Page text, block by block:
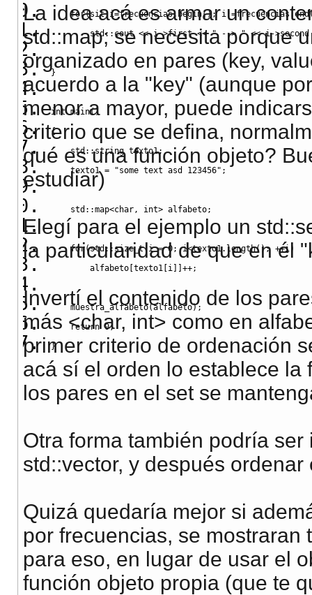
for(sit i=frecuencias. begin(); i != frecuencias.end
std:: cout << i->first << " --> " << i->
}
int main()
{
std::string texto1;
texto1 = "some text asd 123456" ;
std ::map<char , int> alfabeto;
for(std :: size_t i = 0; i<texto1. length( ); ++i )
alfabeto [texto1 [i ] ] ++;
muestra_alfabeto(alfabeto);
return 0;
}
La idea acá es armar un
std::map; se necesita porque
organizado en pares (key,
acuerdo a la "key" (aunque
menor a mayor, puede
criterio que se defina,
qué es una función objeto?
estudiar)
Elegí para el ejemplo un
la particularidad de que en él
Invertí el contenido de los
más <char, int> como en
primer criterio de ordenación
acá sí el orden lo establece la
los pares en el set se
Otra forma también podría
std::vector, y después
Quizá quedaría mejor si
por frecuencias, se
para eso, en lugar de usar el
función objeto propia (que te